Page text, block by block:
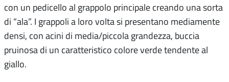
con un pedicello al grappolo principale creando una sorta
di “ala”. I grappoli a loro volta si presentano mediamente
densi, con acini di media/piccola grandezza, buccia
pruinosa di un caratteristico colore verde tendente al
giallo.